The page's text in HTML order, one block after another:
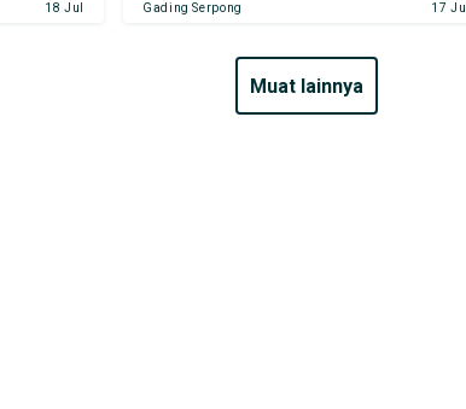
18 Jul Gading Serpong 17 Jul
muat lainnya